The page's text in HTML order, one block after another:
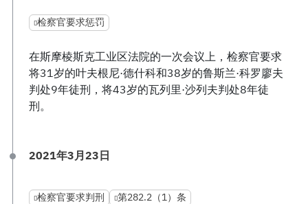
检察官要求惩罚
在斯摩棱斯克工业区法院的一次会议上，检察官要求
将31岁的叶夫根尼·德什科和38岁的鲁斯兰·科罗廖夫
判处9年徒刑，将43岁的瓦列里·沙列夫判处8年徒
刑。
2021年3月23日
检察官要求判刑 第282.2（1）条